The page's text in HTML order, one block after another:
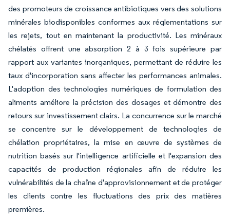
des promoteurs de croissance antibiotiques vers des solutions
minérales biodisponibles conformes aux réglementations sur
les rejets, tout en maintenant la productivité. Les minéraux
chélatés offrent une absorption 2 à 3 fois supérieure par
rapport aux variantes inorganiques, permettant de réduire les
taux d'incorporation sans affecter les performances animales.
L'adoption des technologies numériques de formulation des
aliments améliore la précision des dosages et démontre des
retours sur investissement clairs. La concurrence sur le marché
se concentre sur le développement de technologies de
chélation propriétaires, la mise en œuvre de systèmes de
nutrition basés sur l'intelligence artificielle et l'expansion des
capacités de production régionales afin de réduire les
vulnérabilités de la chaîne d'approvisionnement et de protéger
les clients contre les fluctuations des prix des matières
premières.